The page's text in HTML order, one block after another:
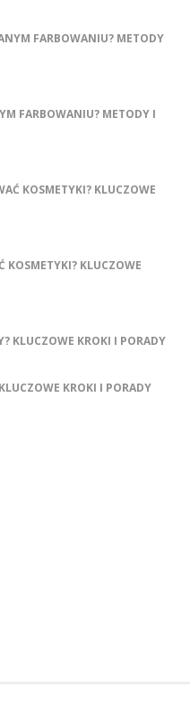
FARBOWANIU? METODY I
KOSMETYKI? KLUCZOWE
KROKI I PORADY